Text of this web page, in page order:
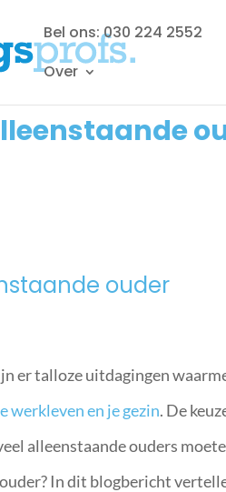
Bel ons: 030 224 2552
Over
ouder
er talloze uitdagingen
werkleven en je gezin. De
alleenstaande ouders
In dit blogbericht